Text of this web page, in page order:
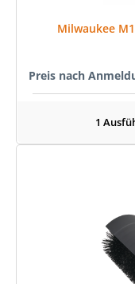
Milwaukee
Preis nach
1